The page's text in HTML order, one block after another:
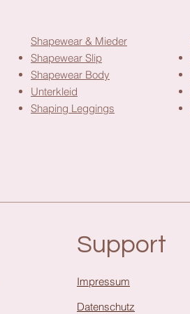
Shapewear & Mieder
Shapewear Slip
Shapewear Body
Unterkleid
Shaping Leggings
Support
Impressum
Datenschutz